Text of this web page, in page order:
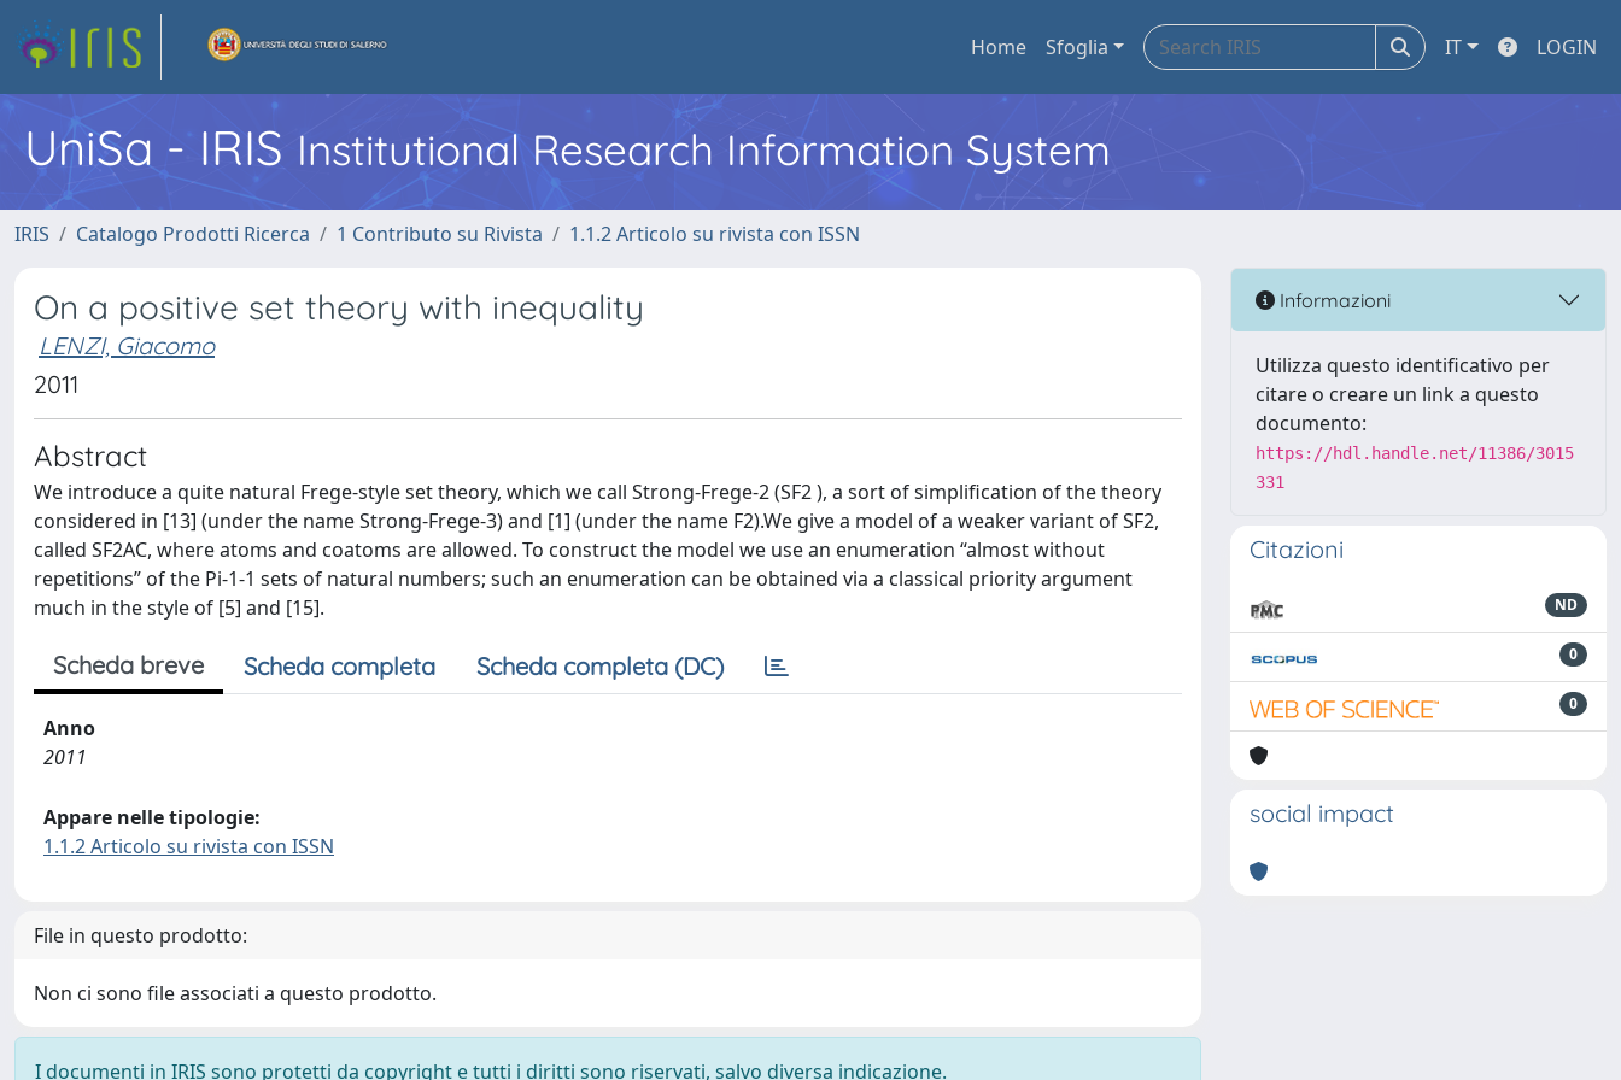
Home Sfoglia IT LOGIN
UniSa - IRIS Institutional Research Information System
IRIS Catalogo Prodotti Ricerca 1 Contributo su Rivista 1.1.2 Articolo su rivista con ISSN
On a positive set theory with inequality
LENZI, Giacomo
2011
Abstract
We introduce a quite natural Frege-style set theory, which we call Strong-Frege-2 (SF2 ), a sort of simplification of the theory
considered in [13] (under the name Strong-Frege-3) and [1] (under the name F2).We give a model of a weaker variant of SF2,
called SF2AC, where atoms and coatoms are allowed. To construct the model we use an enumeration “almost without
repetitions” of the Pi-1-1 sets of natural numbers; such an enumeration can be obtained via a classical priority argument
much in the style of [5] and [15].
Scheda breve Scheda completa Scheda completa (DC)
Anno
2011
Appare nelle tipologie:
1.1.2 Articolo su rivista con ISSN
File in questo prodotto:
Non ci sono file associati a questo prodotto.
I documenti in IRIS sono protetti da copyright e tutti i diritti sono riservati, salvo diversa indicazione.
Informazioni
Utilizza questo identificativo per
citare o creare un link a questo
documento:
https://hdl.handle.net/11386/3015
331
Citazioni
ND
0
0
social impact